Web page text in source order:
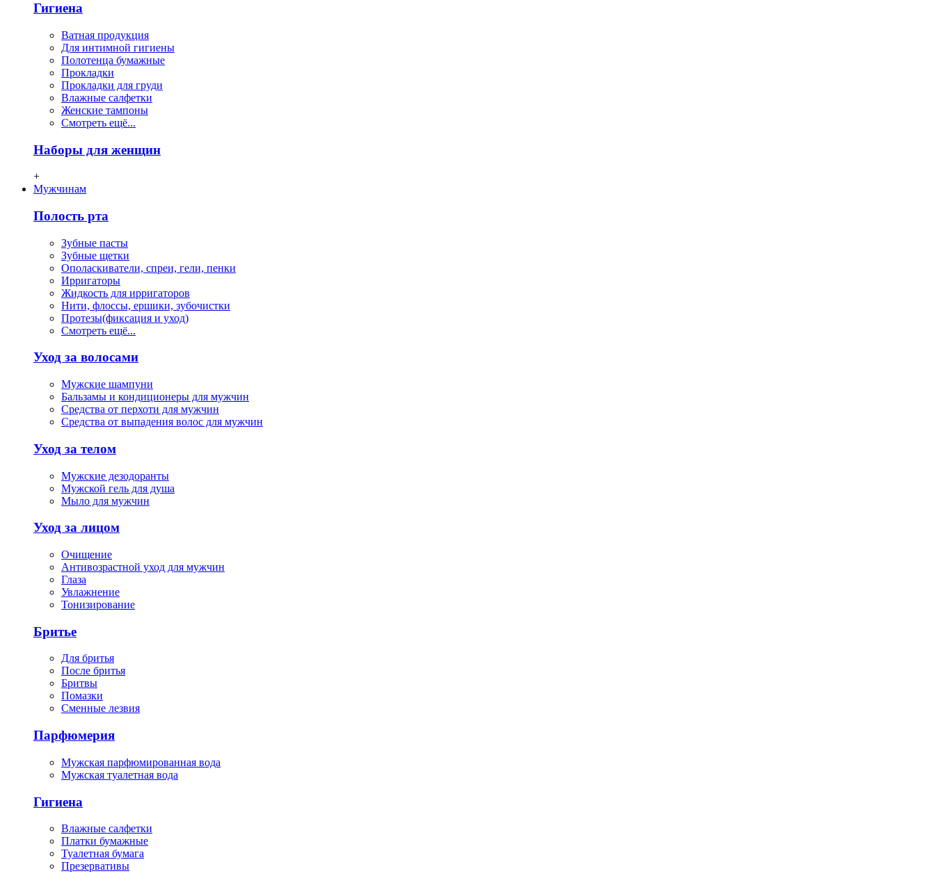
Гигиена
Ватная продукция
Для интимной гигиены
Полотенца бумажные
Прокладки
Прокладки для груди
Влажные салфетки
Женские тампоны
Смотреть ещё...
Наборы для женщин
+
Мужчинам
Полость рта
Зубные пасты
Зубные щетки
Ополаскиватели, спреи, гели, пенки
Ирригаторы
Жидкость для ирригаторов
Нити, флосcы, ершики, зубочистки
Протезы(фиксация и уход)
Смотреть ещё...
Уход за волосами
Мужские шампуни
Бальзамы и кондиционеры для мужчин
Средства от перхоти для мужчин
Средства от выпадения волос для мужчин
Уход за телом
Мужские дезодоранты
Мужской гель для душа
Мыло для мужчин
Уход за лицом
Очищение
Антивозрастной уход для мужчин
Глаза
Увлажнение
Тонизирование
Бритье
Для бритья
После бритья
Бритвы
Помазки
Сменные лезвия
Парфюмерия
Мужская парфюмированная вода
Мужская туалетная вода
Гигиена
Влажные салфетки
Платки бумажные
Туалетная бумага
Презервативы